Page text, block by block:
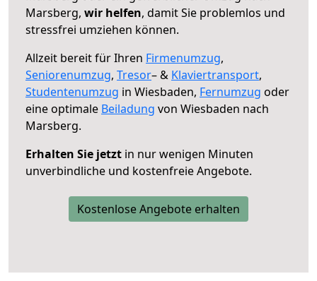
Marsberg, wir helfen, damit Sie problemlos und
stressfrei umziehen können.
Allzeit bereit für Ihren Firmenumzug,
Seniorenumzug, Tresor– & Klaviertransport,
Studentenumzug in Wiesbaden, Fernumzug oder
eine optimale Beiladung von Wiesbaden nach
Marsberg.
Erhalten Sie jetzt in nur wenigen Minuten
unverbindliche und kostenfreie Angebote.
Kostenlose Angebote erhalten